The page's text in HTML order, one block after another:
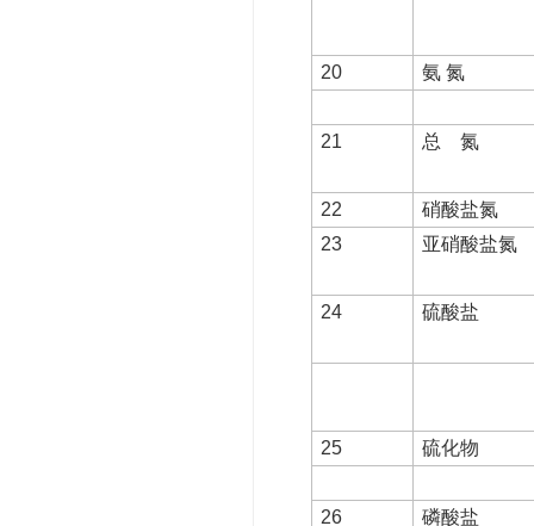
20 氨 氮
21 总 氮
22
硝酸盐氮
23
亚硝酸盐氮
24 硫酸盐
25 硫化物
26 磷酸盐